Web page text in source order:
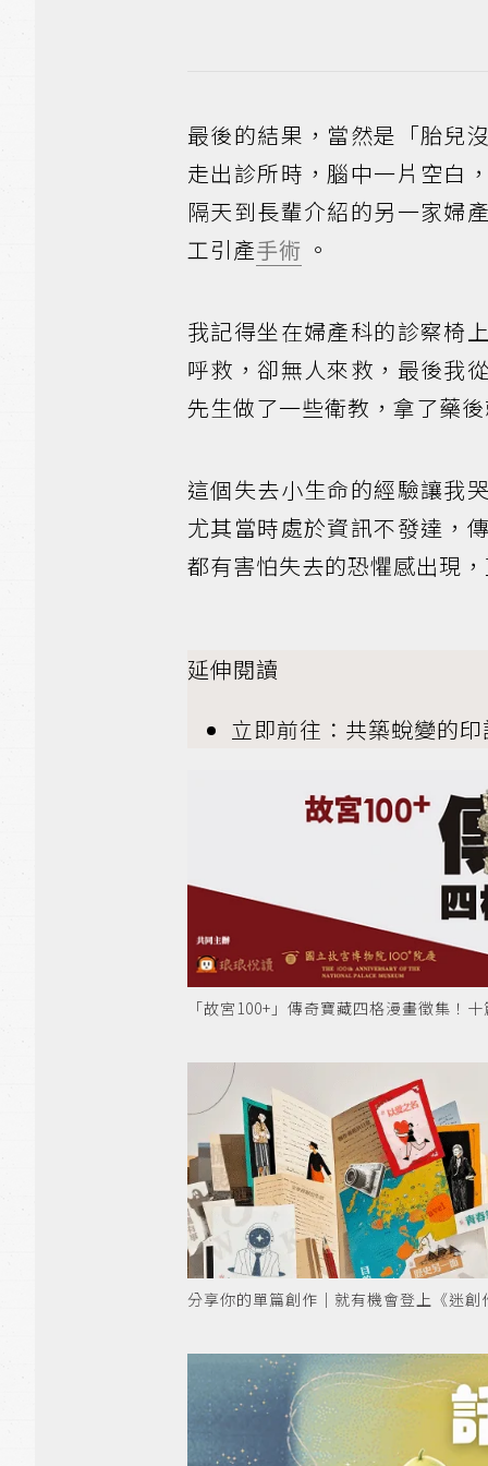
最後的結果，當然是「胎兒
走出診所時，腦中一片空白
隔天到長輩介紹的另一家婦
工引產手術 。
我記得坐在婦產科的診察椅
呼救，卻無人來救，最後我
先生做了一些衛教，拿了藥
這個失去小生命的經驗讓我
尤其當時處於資訊不發達，
都有害怕失去的恐懼感出現
延伸閱讀
立即前往：共築蛻變的
「故宮100+」傳奇寶藏四格漫畫徵集！
分享你的單篇創作｜就有機會登上《迷創